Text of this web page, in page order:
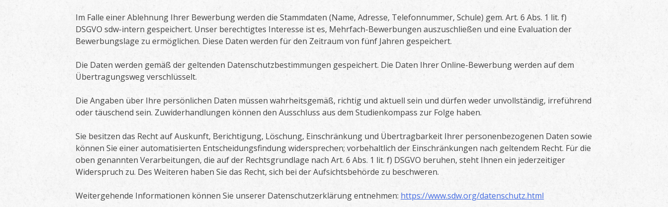
Im Falle einer Ablehnung Ihrer Bewerbung werden die Stammdaten (Name, Adresse, Telefonnummer, Schule) gem. Art. 6 Abs. 1 lit. f)
DSGVO sdw-intern gespeichert. Unser berechtigtes Interesse ist es, Mehrfach-Bewerbungen auszuschließen und eine Evaluation der
Bewerbungslage zu ermöglichen. Diese Daten werden für den Zeitraum von fünf Jahren gespeichert.
Die Daten werden gemäß der geltenden Datenschutzbestimmungen gespeichert. Die Daten Ihrer Online-Bewerbung werden auf dem
Übertragungsweg verschlüsselt.
Die Angaben über Ihre persönlichen Daten müssen wahrheitsgemäß, richtig und aktuell sein und dürfen weder unvollständig, irreführend
oder täuschend sein. Zuwiderhandlungen können den Ausschluss aus dem Studienkompass zur Folge haben.
Sie besitzen das Recht auf Auskunft, Berichtigung, Löschung, Einschränkung und Übertragbarkeit Ihrer personenbezogenen Daten sowie
können Sie einer automatisierten Entscheidungsfindung widersprechen; vorbehaltlich der Einschränkungen nach geltendem Recht. Für die
oben genannten Verarbeitungen, die auf der Rechtsgrundlage nach Art. 6 Abs. 1 lit. f) DSGVO beruhen, steht Ihnen ein jederzeitiger
Widerspruch zu. Des Weiteren haben Sie das Recht, sich bei der Aufsichtsbehörde zu beschweren.
Weitergehende Informationen können Sie unserer Datenschutzerklärung entnehmen: https://www.sdw.org/datenschutz.html